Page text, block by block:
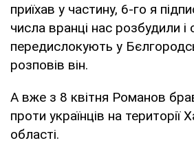
приїхав у частину, 6-го я
числа вранці нас розбудили і
передислокують у
розповів він.
А вже з 8 квітня Романов
проти українців на території
області.